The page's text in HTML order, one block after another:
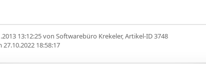
13:12:25von Softwarebüro Krekeler, Artikel-ID 3748
27.10.2022 18:58:17